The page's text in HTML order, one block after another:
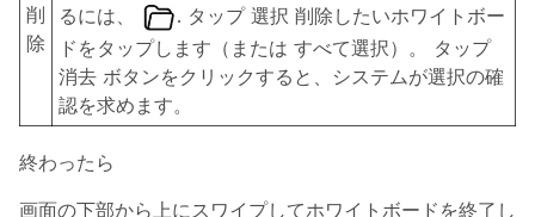
削
除
るには、
. タップ 選択 削除したいホワイトボー
ドをタップします（または すべて選択）。 タップ
消去 ボタンをクリックすると、システムが選択の確
認を求めます。
終わったら
画面の下部から上にスワイプしてホワイトボードを終了し